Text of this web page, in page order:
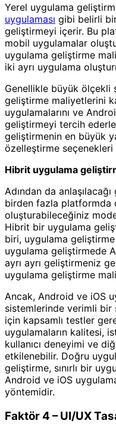
Yerel uygulama
uygulaması gibi belirli
geliştirmeyi içerir. Bu
mobil uygulamalar
uygulama geliştirme
iki ayrı uygulama
Genellikle büyük ölçekli
geliştirme maliyetlerini
uygulamalarını ve
geliştirmeyi tercih
geliştirmenin en büyük
özelleştirme seçenekleri
Hibrit uygulama
Adından da
birden fazla platformda
oluşturabileceğiniz
Hibrit bir uygulama
biri, uygulama
uygulama geliştirmede
ayrı ayrı geliştirmeniz
uygulama geliştirme
Ancak, Android ve iOS
sistemlerinde verimli bir
için kapsamlı testler
uygulamaların kalitesi,
kullanıcı deneyimi ve
etkilenebilir. Doğru
geliştirme, sınırlı bir
Android ve iOS
yöntemidir.
Faktör 4 – UI/UX